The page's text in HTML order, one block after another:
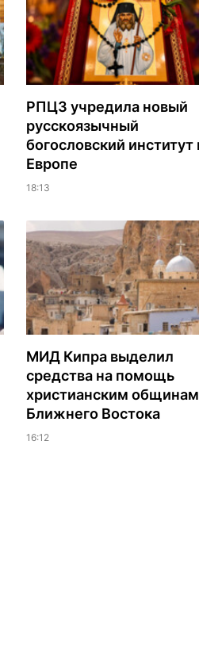
РПЦЗ учредила новый
русскоязычный
богословский институт
Европе
18:13
МИД Кипра выделил
средства на помощь
христианским общинам
Ближнего Востока
16:12